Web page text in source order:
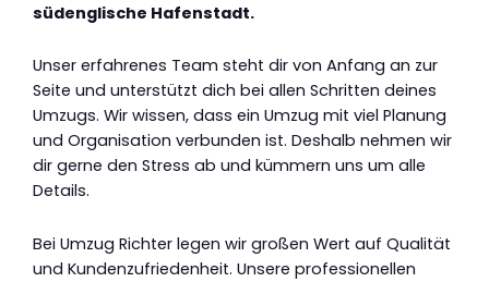
südenglische Hafenstadt.
Unser erfahrenes Team steht dir von Anfang an zur
Seite und unterstützt dich bei allen Schritten deines
Umzugs. Wir wissen, dass ein Umzug mit viel Planung
und Organisation verbunden ist. Deshalb nehmen wir
dir gerne den Stress ab und kümmern uns um alle
Details.
Bei Umzug Richter legen wir großen Wert auf Qualität
und Kundenzufriedenheit. Unsere professionellen